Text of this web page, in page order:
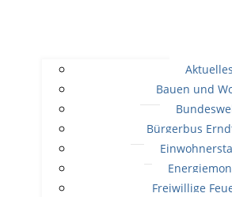
Aktuelles
Bauen und
Bürgerbus
Freiwillige